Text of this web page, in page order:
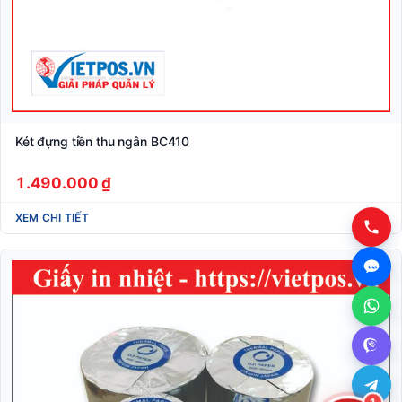
Két đựng tiền thu ngân BC410
1.490.000 ₫
XEM CHI TIẾT